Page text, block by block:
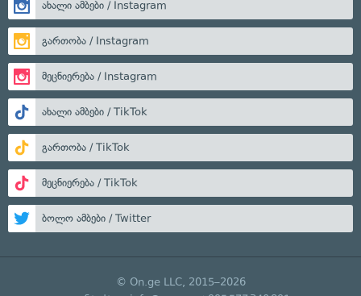
ახალი ამბები / Instagram
გართობა / Instagram
მეცნიერება / Instagram
ახალი ამბები / TikTok
გართობა / TikTok
მეცნიერება / TikTok
ბოლო ამბები / Twitter
© On.ge LLC, 2015–2026